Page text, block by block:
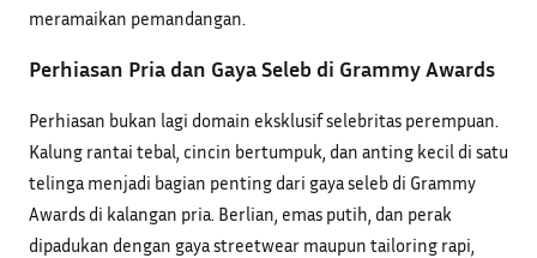
meramaikan pemandangan.
Perhiasan Pria dan Gaya Seleb di Grammy Awards
Perhiasan bukan lagi domain eksklusif selebritas perempuan.
Kalung rantai tebal, cincin bertumpuk, dan anting kecil di satu
telinga menjadi bagian penting dari gaya seleb di Grammy
Awards di kalangan pria. Berlian, emas putih, dan perak
dipadukan dengan gaya streetwear maupun tailoring rapi,